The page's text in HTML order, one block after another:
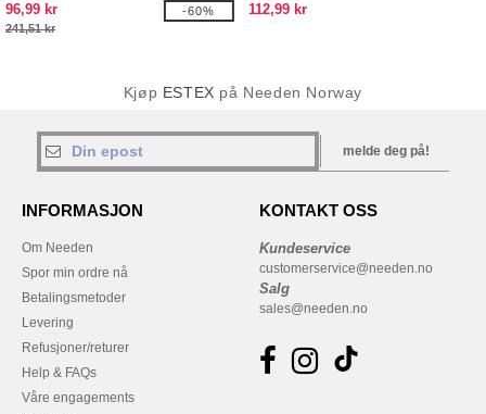
96,99 kr
241,51 kr
-60% 112,99 kr
Kjøp ESTEX på Needen Norway
melde deg på!
INFORMASJON
Om Needen
Spor min ordre nå
Betalingsmetoder
Levering
Refusjoner/returer
Help & FAQs
Våre engagements
KONTAKT OSS
Kundeservice
customerservice@needen.no
Salg
sales@needen.no